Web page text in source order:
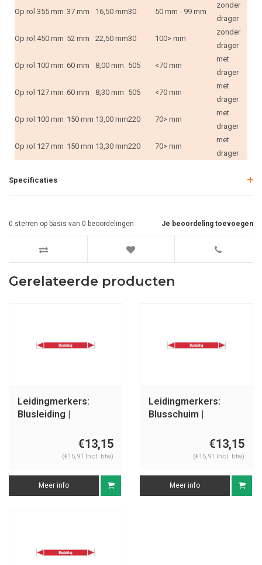
Op rol 355 mm 37 mm 16,50 mm30 50 mm - 99 mm
zonder
drager
Op rol 450 mm 52 mm 22,50 mm30 100> mm
zonder
drager
Op rol 100 mm 60 mm 8,00 mm 505 <70 mm
met
drager
Op rol 127 mm 60 mm 8,30 mm 505 <70 mm
met
drager
Op rol 100 mm 150 mm 13,00 mm220 70> mm
met
drager
Op rol 127 mm 150 mm 13,30 mm220 70> mm
met
drager
Specificaties
Je beoordeling toevoegen
0 sterren op basis van 0 beoordelingen
Gerelateerde producten
Leidingmerkers:
Blusleiding |
€13,15
(€15,91 Incl. btw)
Meer info
Leidingmerkers:
Blusschuim |
€13,15
(€15,91 Incl. btw)
Meer info